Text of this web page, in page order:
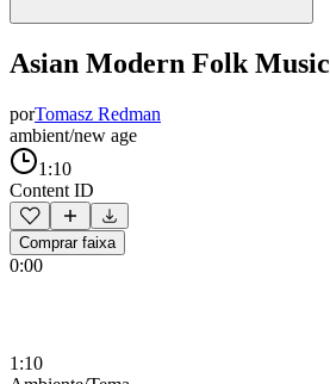
Asian Modern Folk Music
porTomasz Redman
ambient/new age
1:10
Content ID
Comprar faixa
0:00
1:10